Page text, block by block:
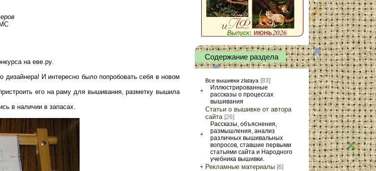
на еве.ру.
И интересно было попробовать себя в новом
его на раму для вышивания, разметку вышила
в наличии в запасах.
Содержание раздела
Все вышивки zlataya [83]
Иллюстрированные
рассказы о процессах
вышивания
Статьи о вышивке от автора
сайта [26]
Рассказы, объяснения,
размышления, анализ
различных вышивальных
вопросов, ставшие первыми
статьями сайта и Народного
учебника вышивки.
Рекламные материалы [6]